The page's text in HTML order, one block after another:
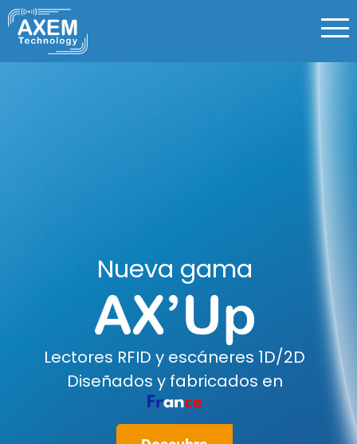
AXEM Technology
Fabricante y
experto en RFID